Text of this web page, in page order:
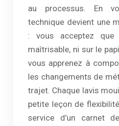
au processus. En
technique devient une
: vous acceptez
maîtrisable, ni sur le
vous apprenez à
les changements de
trajet. Chaque lavis
petite leçon de
service d’un carnet